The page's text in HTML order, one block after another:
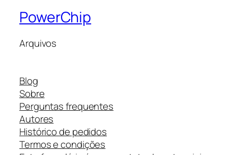
PowerChip
Arquivos
Blog
Sobre
Perguntas frequentes
Autores
Histórico de pedidos
Termos e condições